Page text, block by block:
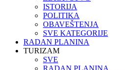
ISTORIJA
POLITIKA
OBAVEŠTENJA
SVE KATEGORIJE
RADAN PLANINA
TURIZAM
SVE
RADAN PLANINA